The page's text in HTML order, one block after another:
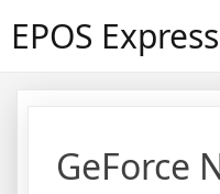
EPOS Express
GeForce